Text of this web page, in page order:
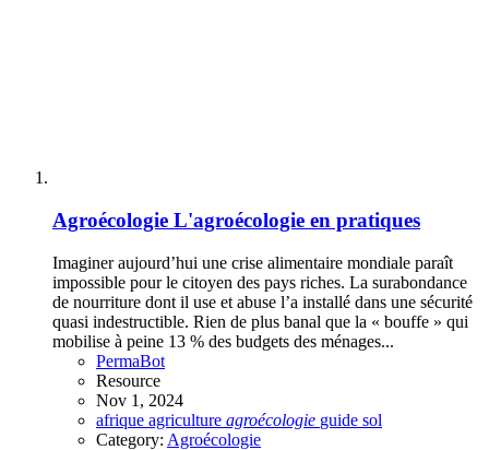
Agroécologie L'agroécologie en pratiques
Imaginer aujourd’hui une crise alimentaire mondiale paraît
impossible pour le citoyen des pays riches. La surabondance
de nourriture dont il use et abuse l’a installé dans une sécurité
quasi indestructible. Rien de plus banal que la « bouffe » qui
mobilise à peine 13 % des budgets des ménages...
PermaBot
Resource
Nov 1, 2024
afrique agriculture agroécologie guide sol
Category: Agroécologie